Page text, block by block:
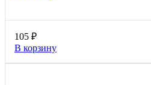
105 ₽
В корзину